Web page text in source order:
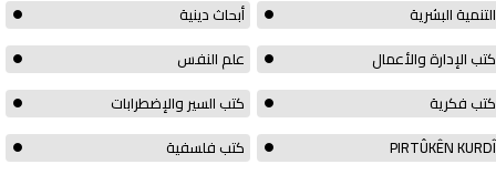
أبحاث دينية
التنمية البشرية
علم النفس
كتب الإدارة والأعمال
كتب السير والإضطرابات
كتب فكرية
كتب فلسفية
PIRTÛKÊN KURDÎ